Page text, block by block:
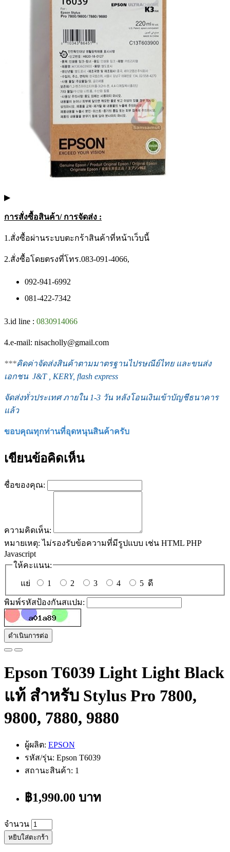
▶
การสั่งซื้อสินค้า/ การจัดส่ง :
1.สั่งซื้อผ่านระบบตะกร้าสินค้าที่หน้าเว็บนี้
2.สั่งซื้อโดยตรงที่โทร.083-091-4066,
092-941-6992
081-422-7342
3.id line : 0830914066
4.e-mail: nisacholly@gmail.com
***คิดค่าจัดส่งสินค้าตามมาตรฐานไปรษณีย์ไทย และขนส่ง
เอกชน J&T , KERY, flash express
จัดส่งทั่วประเทศ ภายใน 1-3 วัน หลังโอนเงินเข้าบัญชีธนาคาร
แล้ว
ขอบคุณทุกท่านที่อุดหนุนสินค้าครับ
เขียนข้อคิดเห็น
ชื่อของคุณ:
ความคิดเห็น:
หมายเหตุ: ไม่รองรับข้อความที่มีรูปแบบ เช่น HTML PHP
Javascript
ให้คะแนน:
แย่ 1 2 3 4 5 ดี
พิมพ์รหัสป้องกันสแปม:
ดำเนินการต่อ
Epson T6039 Light Light Black
แท้ สำหรับ Stylus Pro 7800,
9800, 7880, 9880
ผู้ผลิต: EPSON
รหัส/รุ่น: Epson T6039
สถานะสินค้า: 1
฿1,990.00 บาท
จำนวน
หยิบใส่ตะกร้า